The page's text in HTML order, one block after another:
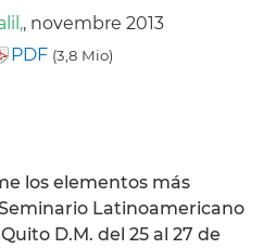
, novembre 2013
PDF (3,8 Mio)
los elementos más
Latinoamericano
D.M. del 25 al 27 de